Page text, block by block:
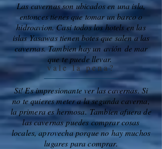
Las cavernas son ubicados en una isla,
entonces tienes que tomar un barco o
hidroavion. Casi todos los hotels en las
islas Yasawas tienen botes que salen a las
cavernas. Tambien hay un avión de mar
que te puede llevar.
vale la pena?
Si! Es impresionante ver las cavernas. Si
no te quieres meter a la segunda caverna,
la primera es hermosa. Tambien afuera de
las cavernas puedes comprar cosas
locales, aprovecha porque no hay muchos
lugares para comprar.